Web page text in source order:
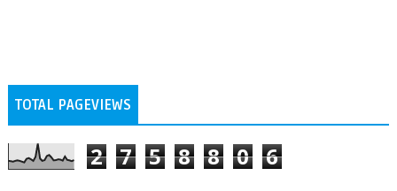
TOTAL PAGEVIEWS
2 7 5 8 8 0 6